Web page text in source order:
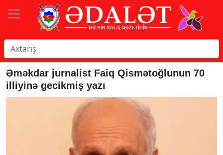
Əməkdar jurnalist Faiq Qismətoğlunun 70
illiyinə gecikmiş yazı